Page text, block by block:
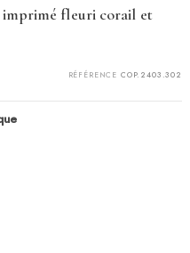
fleuri corail et
RÉFÉRENCE COP.2403.302